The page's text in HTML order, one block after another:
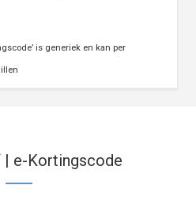
is generiek en kan per
| e-Kortingscode